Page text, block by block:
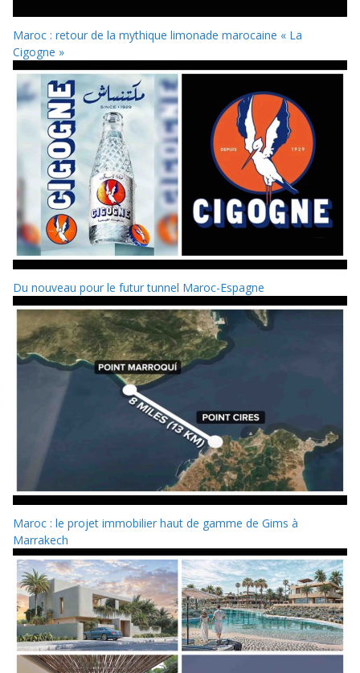
Maroc : retour de la mythique limonade marocaine « La
Cigogne »
Du nouveau pour le futur tunnel Maroc-Espagne
Maroc : le projet immobilier haut de gamme de Gims à
Marrakech